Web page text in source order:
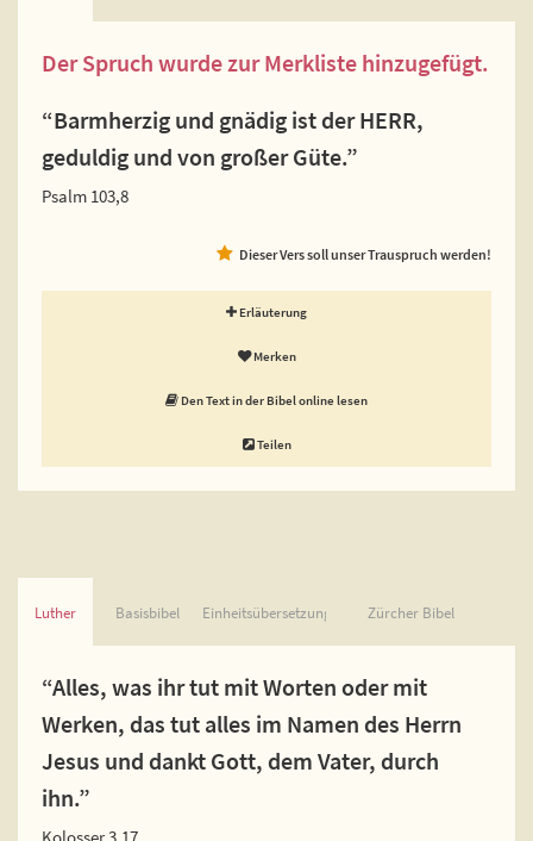
Der Spruch wurde zur Merkliste hinzugefügt.
“Barmherzig und gnädig ist der HERR,
geduldig und von großer Güte.”
Psalm 103,8
Dieser Vers soll unser Trauspruch werden!
Erläuterung
Merken
Den Text in der Bibel online lesen
Teilen
Luther Basisbibel Einheitsübersetzung Zürcher Bibel
“Alles, was ihr tut mit Worten oder mit
Werken, das tut alles im Namen des Herrn
Jesus und dankt Gott, dem Vater, durch
ihn.”
Kolosser 3,17